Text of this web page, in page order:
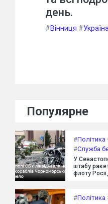
день.
#Вінниця #Україна
Популярне
#Політика
#Служба
У
штабу
флоту
#Політика